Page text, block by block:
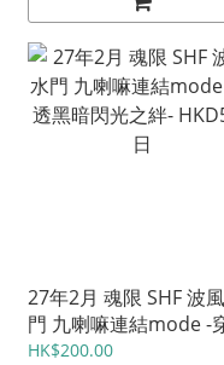
27年2月 魂限 SHF 波
門 九喇嘛連結mode -
黑暗閃光之絆- HKD558
HK$200.00